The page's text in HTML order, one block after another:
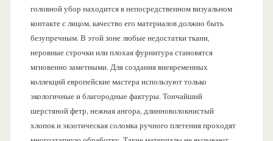
головной убор находится в непосредственном визуальном
контакте с лицом, качество его материалов должно быть
безупречным. В этой зоне любые недостатки ткани,
неровные строчки или плохая фурнитура становятся
мгновенно заметными. Для создания вневременных
коллекций европейские мастера используют только
экологичные и благородные фактуры. Тончайший
шерстяной фетр, нежная ангора, длинноволокнистый
хлопок и экзотическая соломка ручного плетения проходят